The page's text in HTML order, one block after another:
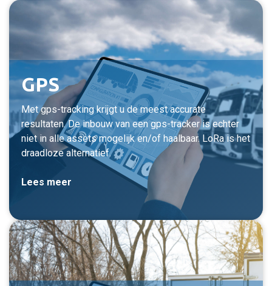
GPS
Met gps-tracking krijgt u de meest accurate
resultaten. De inbouw van een gps-tracker is echter
niet in alle assets mogelijk en/of haalbaar. LoRa is het
draadloze alternatief.
Lees meer